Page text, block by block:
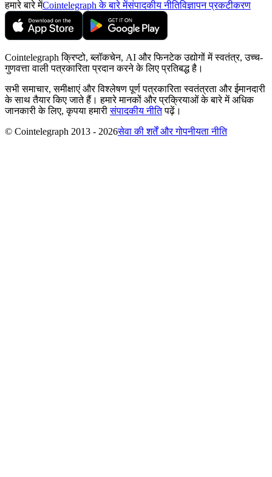
हमारे बारे मेंCointelegraph के बारे मेंसंपादकीय नीतिविज्ञापन प्रकटीकरण
Cointelegraph क्रिप्टो, ब्लॉकचेन, AI और फिनटेक उद्योगों में स्वतंत्र, उच्च-
गुणवत्ता वाली पत्रकारिता प्रदान करने के लिए प्रतिबद्ध है।
सभी समाचार, समीक्षाएं और विश्लेषण पूर्ण पत्रकारिता स्वतंत्रता और ईमानदारी
के साथ तैयार किए जाते हैं। हमारे मानकों और प्रक्रियाओं के बारे में अधिक
जानकारी के लिए, कृपया हमारीसंपादकीय नीतिपढ़ें।
© Cointelegraph 2013 - 2026सेवा की शर्तें और गोपनीयता नीति